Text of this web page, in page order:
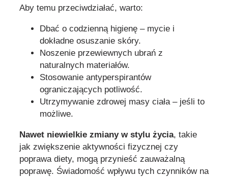
Aby temu przeciwdziałać, warto:
Dbać o codzienną higienę – mycie i
dokładne osuszanie skóry.
Noszenie przewiewnych ubrań z
naturalnych materiałów.
Stosowanie antyperspirantów
ograniczających potliwość.
Utrzymywanie zdrowej masy ciała – jeśli to
możliwe.
Nawet niewielkie zmiany w stylu życia, takie
jak zwiększenie aktywności fizycznej czy
poprawa diety, mogą przynieść zauważalną
poprawę. Świadomość wpływu tych czynników na